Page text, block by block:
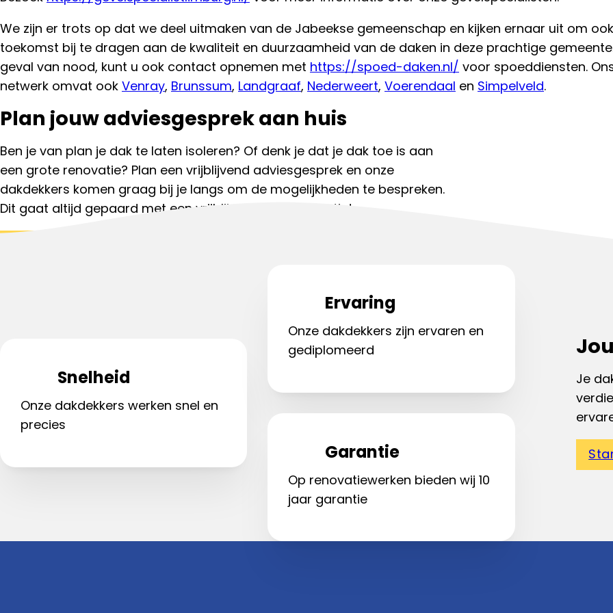
We zijn er trots op dat we deel uitmaken van de Jabeekse gemeenschap en kijken ernaar uit om
toekomst bij te dragen aan de kwaliteit en duurzaamheid van de daken in deze prachtige
geval van nood, kunt u ook contact opnemen met https://spoed-daken.nl/ voor spoeddiensten.
netwerk omvat ook Venray, Brunssum, Landgraaf, Nederweert, Voerendaal en Simpelveld.
Plan jouw adviesgesprek aan huis
Ben je van plan je dak te laten isoleren? Of denk je dat je dak toe is aan
een grote renovatie? Plan een vrijblijvend adviesgesprek en onze
dakdekkers komen graag bij je langs om de mogelijkheden te bespreken.
Dit gaat altijd gepaard met een vrijblijvende dakinspectie!
Snelheid
Onze dakdekkers werken snel en
precies
Ervaring
Onze dakdekkers zijn ervaren en
gediplomeerd
Garantie
Op renovatiewerken bieden wij 10
jaar garantie
Je